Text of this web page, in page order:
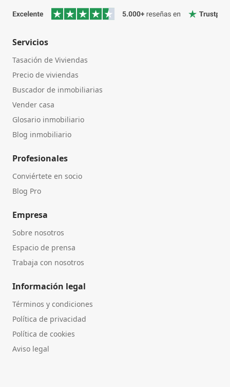
Servicios
Tasación de Viviendas
Precio de viviendas
Buscador de inmobiliarias
Vender casa
Glosario inmobiliario
Blog inmobiliario
Profesionales
Conviértete en socio
Blog Pro
Empresa
Sobre nosotros
Espacio de prensa
Trabaja con nosotros
Información legal
Términos y condiciones
Política de privacidad
Política de cookies
Aviso legal